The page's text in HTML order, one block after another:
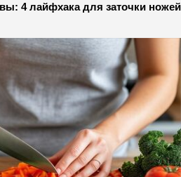
4 лайфхака для заточки ножей